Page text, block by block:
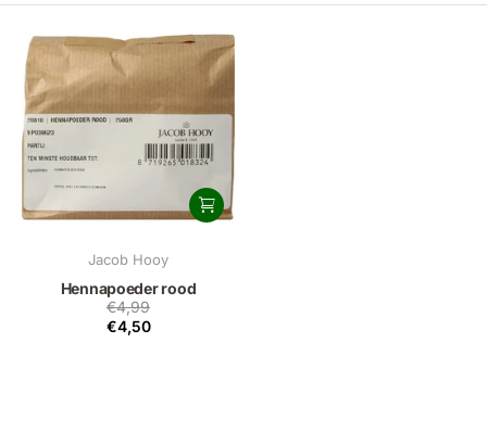
Jacob Hooy
Hennapoeder rood
€4,99
€4,50